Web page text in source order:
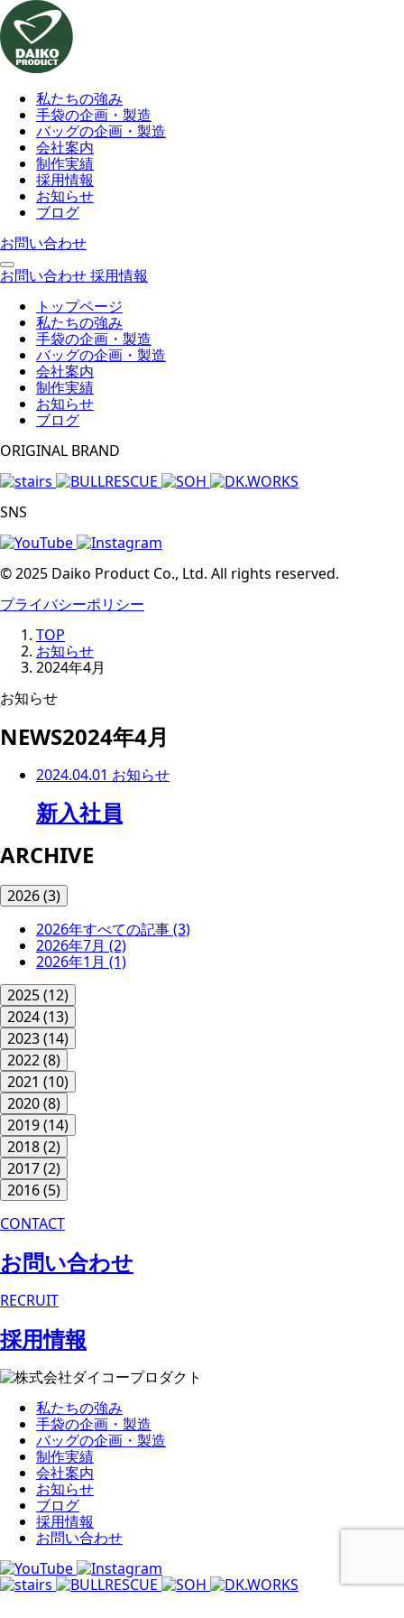
私たちの強み
手袋の企画・製造
バッグの企画・製造
会社案内
制作実績
採用情報
お知らせ
ブログ
お問い合わせ
お問い合わせ採用情報
トップページ
私たちの強み
手袋の企画・製造
バッグの企画・製造
会社案内
制作実績
お知らせ
ブログ
ORIGINAL BRAND
SNS
© 2025 Daiko Product Co., Ltd. All rights reserved.
プライバシーポリシー
TOP
お知らせ
2024年4月
お知らせ
NEWS2024年4月
2024.04.01 お知らせ
新入社員
ARCHIVE
2026(3)
2026年すべての記事(3)
2026年7月 (2)
2026年1月 (1)
2025(12)
2024(13)
2023(14)
2022(8)
2021 (10)
2020(8)
2019(14)
2018(2)
2017(2)
2016(5)
CONTACT
お問い合わせ
RECRUIT
採用情報
私たちの強み
手袋の企画・製造
バッグの企画・製造
制作実績
会社案内
お知らせ
ブログ
採用情報
お問い合わせ